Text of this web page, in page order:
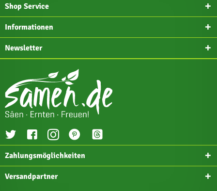
Shop Service
Informationen
Newsletter
Zahlungsmöglichkeiten
Versandpartner